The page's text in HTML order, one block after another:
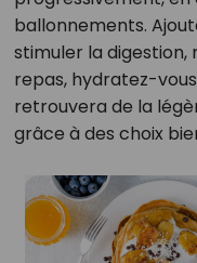
ballonnements.
stimuler la digestion,
repas, hydratez-
retrouvera de la
grâce à des choix